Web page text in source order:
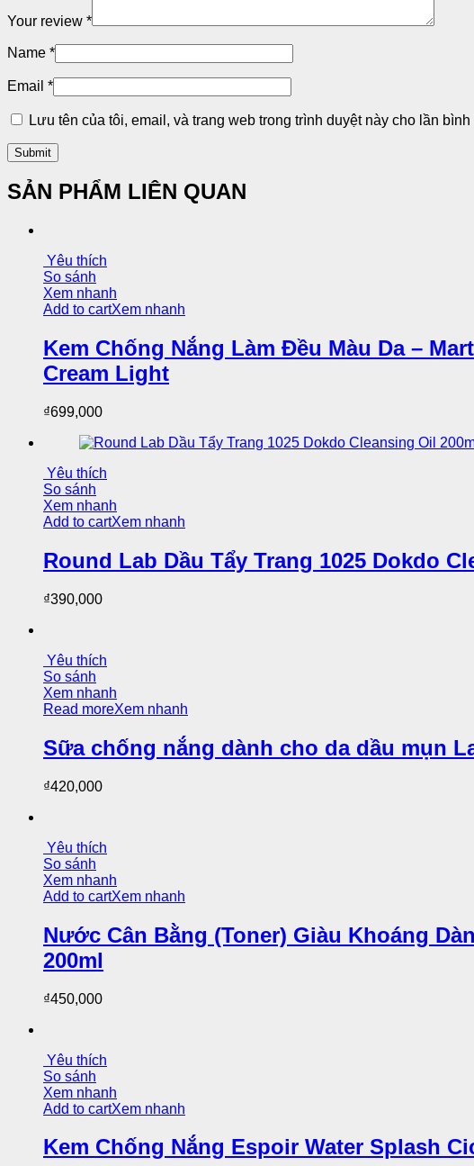
Your review *
Name *
Email *
Lưu tên của tôi, email, và trang web trong trình duyệt này cho lần
SẢN PHẨM LIÊN QUAN
Yêu thích
So sánh
Xem nhanh
Add to cartXem nhanh
Kem Chống Nắng Làm Đều Màu Da –
Cream Light
₫699,000
Yêu thích
So sánh
Xem nhanh
Add to cartXem nhanh
Round Lab Dầu Tẩy Trang 1025 Dokdo
₫390,000
Yêu thích
So sánh
Xem nhanh
Read moreXem nhanh
Sữa chống nắng dành cho da dầu mụn
₫420,000
Yêu thích
So sánh
Xem nhanh
Add to cartXem nhanh
Nước Cân Bằng (Toner) Giàu Khoáng
200ml
₫450,000
Yêu thích
So sánh
Xem nhanh
Add to cartXem nhanh
Kem Chống Nắng Espoir Water Splash